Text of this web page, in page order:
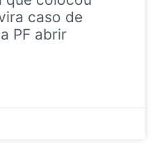
caso de
PF abrir